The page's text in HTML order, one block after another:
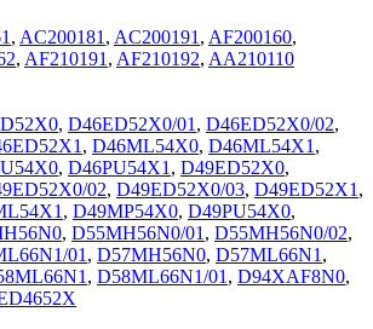
, AC200181 , AC200191 , AF200160,
, AF210191 , AF210192, AA210110
, D46ED52X0/01 , D46ED52X0/02,
, D46ML54X0, D46ML54X1 ,
, D46PU54X1 , D49ED52X0,
02, D49ED52X0/03, D49ED52X1 ,
, D49MP54X0, D49PU54X0,
, D55MH56N0/01 , D55MH56N0/02,
01 , D57MH56N0, D57ML66N1 ,
, D58ML66N1/01 , D94XAF8N0,